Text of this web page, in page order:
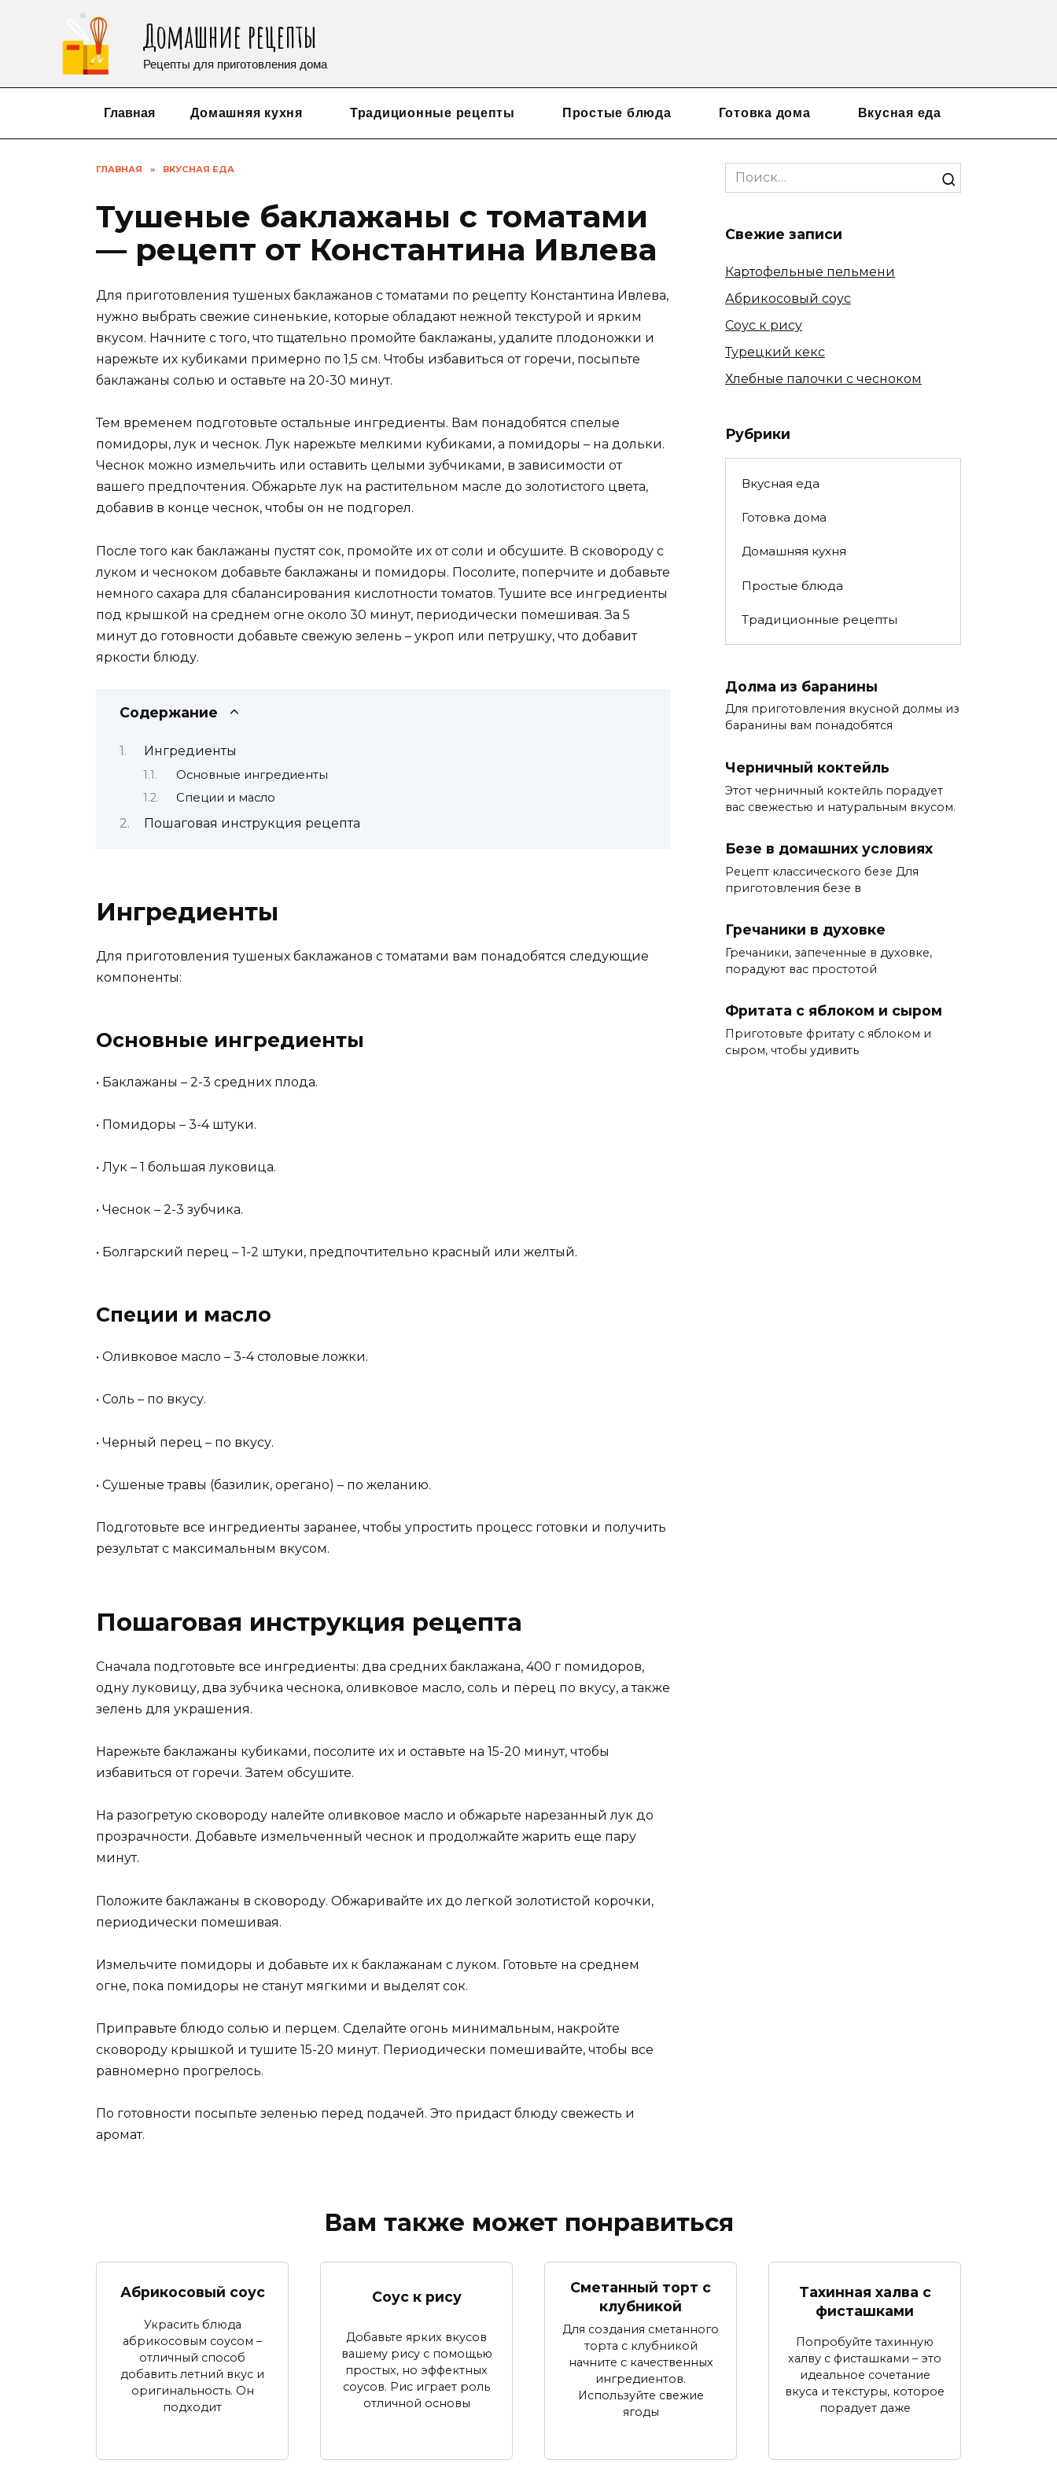
содержанию
Домашние рецепты
Рецепты для приготовления дома
Главная Домашняя кухня Традиционные рецепты Простые блюда Готовка дома Вкусная еда
ГЛАВНАЯ » ВКУСНАЯ ЕДА
Тушеные баклажаны с томатами
— рецепт от Константина Ивлева
Для приготовления тушеных баклажанов с томатами по рецепту Константина Ивлева,
нужно выбрать свежие синенькие, которые обладают нежной текстурой и ярким
вкусом. Начните с того, что тщательно промойте баклажаны, удалите плодоножки и
нарежьте их кубиками примерно по 1,5 см. Чтобы избавиться от горечи, посыпьте
баклажаны солью и оставьте на 20-30 минут.
Тем временем подготовьте остальные ингредиенты. Вам понадобятся спелые
помидоры, лук и чеснок. Лук нарежьте мелкими кубиками, а помидоры – на дольки.
Чеснок можно измельчить или оставить целыми зубчиками, в зависимости от
вашего предпочтения. Обжарьте лук на растительном масле до золотистого цвета,
добавив в конце чеснок, чтобы он не подгорел.
После того как баклажаны пустят сок, промойте их от соли и обсушите. В сковороду с
луком и чесноком добавьте баклажаны и помидоры. Посолите, поперчите и добавьте
немного сахара для сбалансирования кислотности томатов. Тушите все ингредиенты
под крышкой на среднем огне около 30 минут, периодически помешивая. За 5
минут до готовности добавьте свежую зелень – укроп или петрушку, что добавит
яркости блюду.
Содержание
Ингредиенты
Основные ингредиенты
Специи и масло
Пошаговая инструкция рецепта
Ингредиенты
Для приготовления тушеных баклажанов с томатами вам понадобятся следующие
компоненты:
Основные ингредиенты
• Баклажаны – 2-3 средних плода.
• Помидоры – 3-4 штуки.
• Лук – 1 большая луковица.
• Чеснок – 2-3 зубчика.
• Болгарский перец – 1-2 штуки, предпочтительно красный или желтый.
Специи и масло
• Оливковое масло – 3-4 столовые ложки.
• Соль – по вкусу.
• Черный перец – по вкусу.
• Сушеные травы (базилик, орегано) – по желанию.
Подготовьте все ингредиенты заранее, чтобы упростить процесс готовки и получить
результат с максимальным вкусом.
Пошаговая инструкция рецепта
Сначала подготовьте все ингредиенты: два средних баклажана, 400 г помидоров,
одну луковицу, два зубчика чеснока, оливковое масло, соль и перец по вкусу, а также
зелень для украшения.
Нарежьте баклажаны кубиками, посолите их и оставьте на 15-20 минут, чтобы
избавиться от горечи. Затем обсушите.
На разогретую сковороду налейте оливковое масло и обжарьте нарезанный лук до
прозрачности. Добавьте измельченный чеснок и продолжайте жарить еще пару
минут.
Положите баклажаны в сковороду. Обжаривайте их до легкой золотистой корочки,
периодически помешивая.
Измельчите помидоры и добавьте их к баклажанам с луком. Готовьте на среднем
огне, пока помидоры не станут мягкими и выделят сок.
Приправьте блюдо солью и перцем. Сделайте огонь минимальным, накройте
сковороду крышкой и тушите 15-20 минут. Периодически помешивайте, чтобы все
равномерно прогрелось.
По готовности посыпьте зеленью перед подачей. Это придаст блюду свежесть и
аромат.
Search
for:
Свежие записи
Картофельные пельмени
Абрикосовый соус
Соус к рису
Турецкий кекс
Хлебные палочки с чесноком
Рубрики
Вкусная еда
Готовка дома
Домашняя кухня
Простые блюда
Традиционные рецепты
Долма из баранины
Для приготовления вкусной долмы из
баранины вам понадобятся
Черничный коктейль
Этот черничный коктейль порадует
вас свежестью и натуральным вкусом.
Безе в домашних условиях
Рецепт классического безе Для
приготовления безе в
Гречаники в духовке
Гречаники, запеченные в духовке,
порадуют вас простотой
Фритата с яблоком и сыром
Приготовьте фритату с яблоком и
сыром, чтобы удивить
Вам также может понравиться
Абрикосовый соус
Украсить блюда
абрикосовым соусом –
отличный способ
добавить летний вкус и
оригинальность. Он
подходит
Соус к рису
Добавьте ярких вкусов
вашему рису с помощью
простых, но эффектных
соусов. Рис играет роль
отличной основы
Сметанный торт с
клубникой
Для создания сметанного
торта с клубникой
начните с качественных
ингредиентов.
Используйте свежие
ягоды
Тахинная халва с
фисташками
Попробуйте тахинную
халву с фисташками – это
идеальное сочетание
вкуса и текстуры, которое
порадует даже